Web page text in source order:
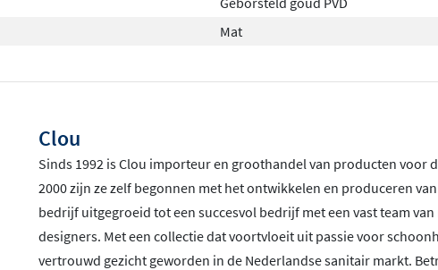
Mat
Clou
Sinds 1992 is Clou importeur en groothandel van producten voor
2000 zijn ze zelf begonnen met het ontwikkelen en produceren
bedrijf uitgegroeid tot een succesvol bedrijf met een vast team
designers. Met een collectie dat voortvloeit uit passie voor
vertrouwd gezicht geworden in de Nederlandse sanitair markt.